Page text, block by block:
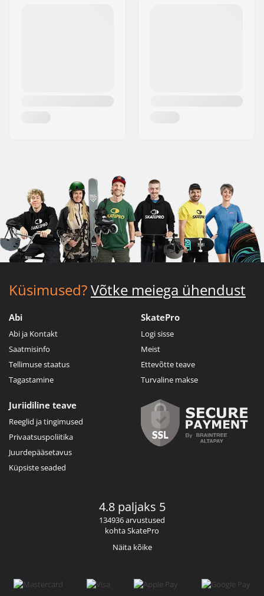
Küsimused?Võtke meiega ühendust
Abi
Abi ja Kontakt
Saatmisinfo
Tellimuse staatus
Tagastamine
SkatePro
Logi sisse
Meist
Ettevõtte teave
Turvaline makse
Juriidiline teave
Reeglid ja tingimused
Privaatsuspoliitika
Juurdepääsetavus
Küpsiste seaded
4.8 paljaks 5
134936 arvustused
kohta SkatePro
Näita kõike